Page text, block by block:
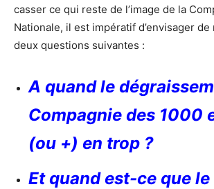
casser ce qui reste de l’image de la
Nationale, il est impératif d’envisager
deux questions suivantes :
A quand le
Compagnie des 1000
(ou +) en trop ?
Et quand est-ce que le